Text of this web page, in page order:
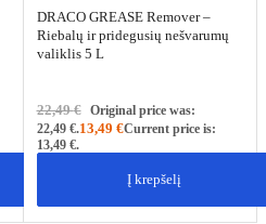
DRACO GREASE Remover –
Riebalų ir pridegusių nešvarumų
valiklis 5 L
22,49€
Original price was:
22,49 €.13,49 €Current price is:
13,49 €.
Į krepšelį